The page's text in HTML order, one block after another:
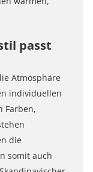
passt
Atmosphäre
individuellen
Farben,
die
somit auch